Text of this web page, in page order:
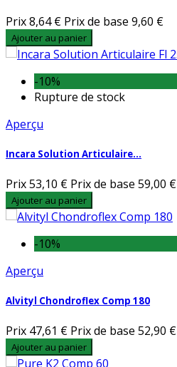
Prix8,64 € Prix de base 9,60 €
Ajouter au panier
-10%
Rupture de stock
Aperçu
Incara Solution Articulaire...
Prix53,10 € Prix de base 59,00 €
Ajouter au panier
-10%
Aperçu
Alvityl Chondroflex Comp 180
Prix 47,61 € Prix de base 52,90 €
Ajouter au panier